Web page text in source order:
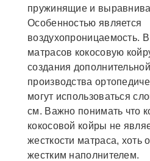
пружинящие и
Особенностью является
воздухопроницаемость.
матрасов кокосовую
создания
производства
могут использоваться
см. Важно понимать что
кокосовой койры не
жесткости матраса, хоть
жестким наполнителем.